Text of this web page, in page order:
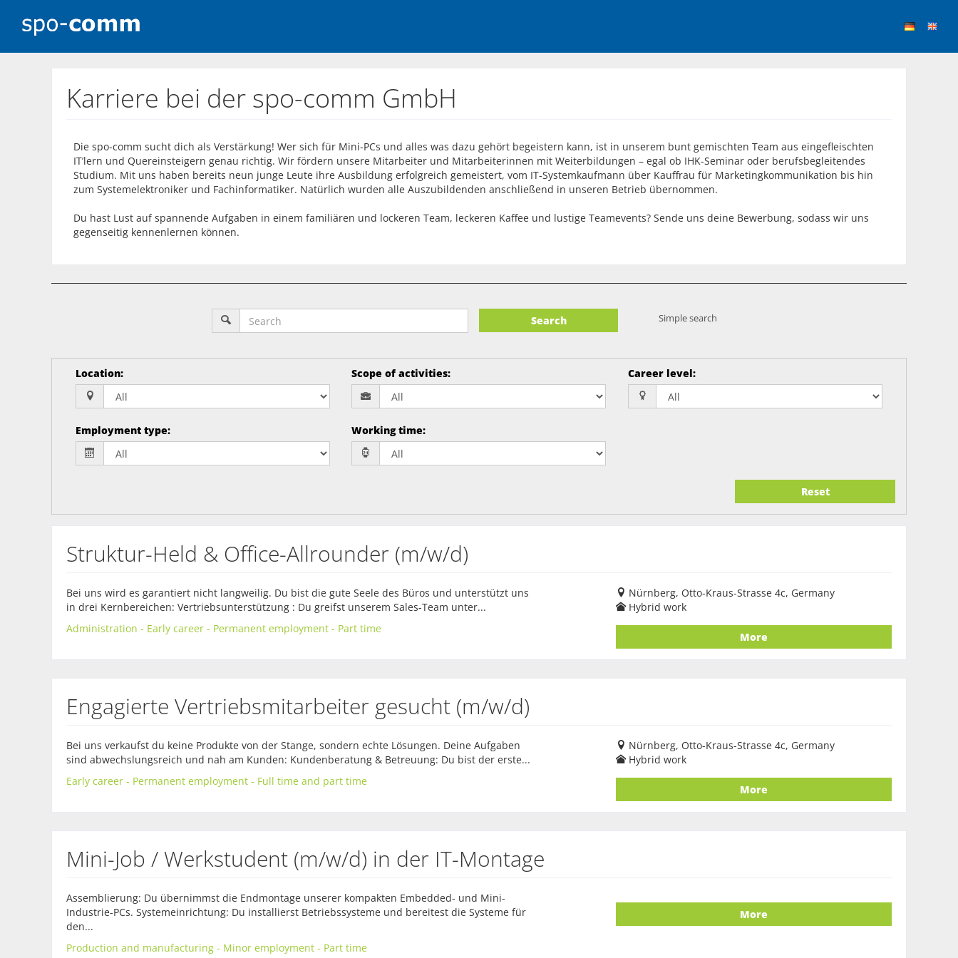
Karriere bei der spo-comm GmbH
Die spo-comm sucht dich als Verstärkung! Wer sich für Mini-PCs und alles was dazu gehört begeistern kann, ist in unserem bunt gemischten Team aus eingefleischten
IT’lern und Quereinsteigern genau richtig. Wir fördern unsere Mitarbeiter und Mitarbeiterinnen mit Weiterbildungen – egal ob IHK-Seminar oder berufsbegleitendes
Studium. Mit uns haben bereits neun junge Leute ihre Ausbildung erfolgreich gemeistert, vom IT-Systemkaufmann über Kauffrau für Marketingkommunikation bis hin
zum Systemelektroniker und Fachinformatiker. Natürlich wurden alle Auszubildenden anschließend in unseren Betrieb übernommen.
Du hast Lust auf spannende Aufgaben in einem familiären und lockeren Team, leckeren Kaffee und lustige Teamevents? Sende uns deine Bewerbung, sodass wir uns
gegenseitig kennenlernen können.
Search Simple search
Location: Scope of activities: Career level:
Employment type: Working time:
Reset
Struktur-Held & Office-Allrounder (m/w/d)
Bei uns wird es garantiert nicht langweilig. Du bist die gute Seele des Büros und unterstützt uns
in drei Kernbereichen: Vertriebsunterstützung : Du greifst unserem Sales-Team unter...
Administration - Early career - Permanent employment - Part time
Nürnberg, Otto-Kraus-Strasse 4c, Germany
Hybrid work
More
Engagierte Vertriebsmitarbeiter gesucht (m/w/d)
Bei uns verkaufst du keine Produkte von der Stange, sondern echte Lösungen. Deine Aufgaben
sind abwechslungsreich und nah am Kunden: Kundenberatung & Betreuung: Du bist der erste...
Early career - Permanent employment - Full time and part time
Nürnberg, Otto-Kraus-Strasse 4c, Germany
Hybrid work
More
Mini-Job / Werkstudent (m/w/d) in der IT-Montage
Assemblierung: Du übernimmst die Endmontage unserer kompakten Embedded- und Mini-
Industrie-PCs. Systemeinrichtung: Du installierst Betriebssysteme und bereitest die Systeme für
den...
Production and manufacturing - Minor employment - Part time
More